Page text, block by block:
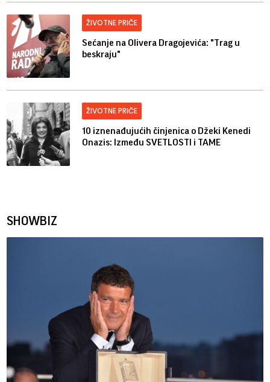
ŽIVOTNE PRIČE
Sećanje na Olivera Dragojevića: "Trag u
beskraju"
ŽIVOTNE PRIČE
10 iznenađujućih činjenica o Džeki Kenedi
Onazis: Između SVETLOSTI i TAME
SHOWBIZ